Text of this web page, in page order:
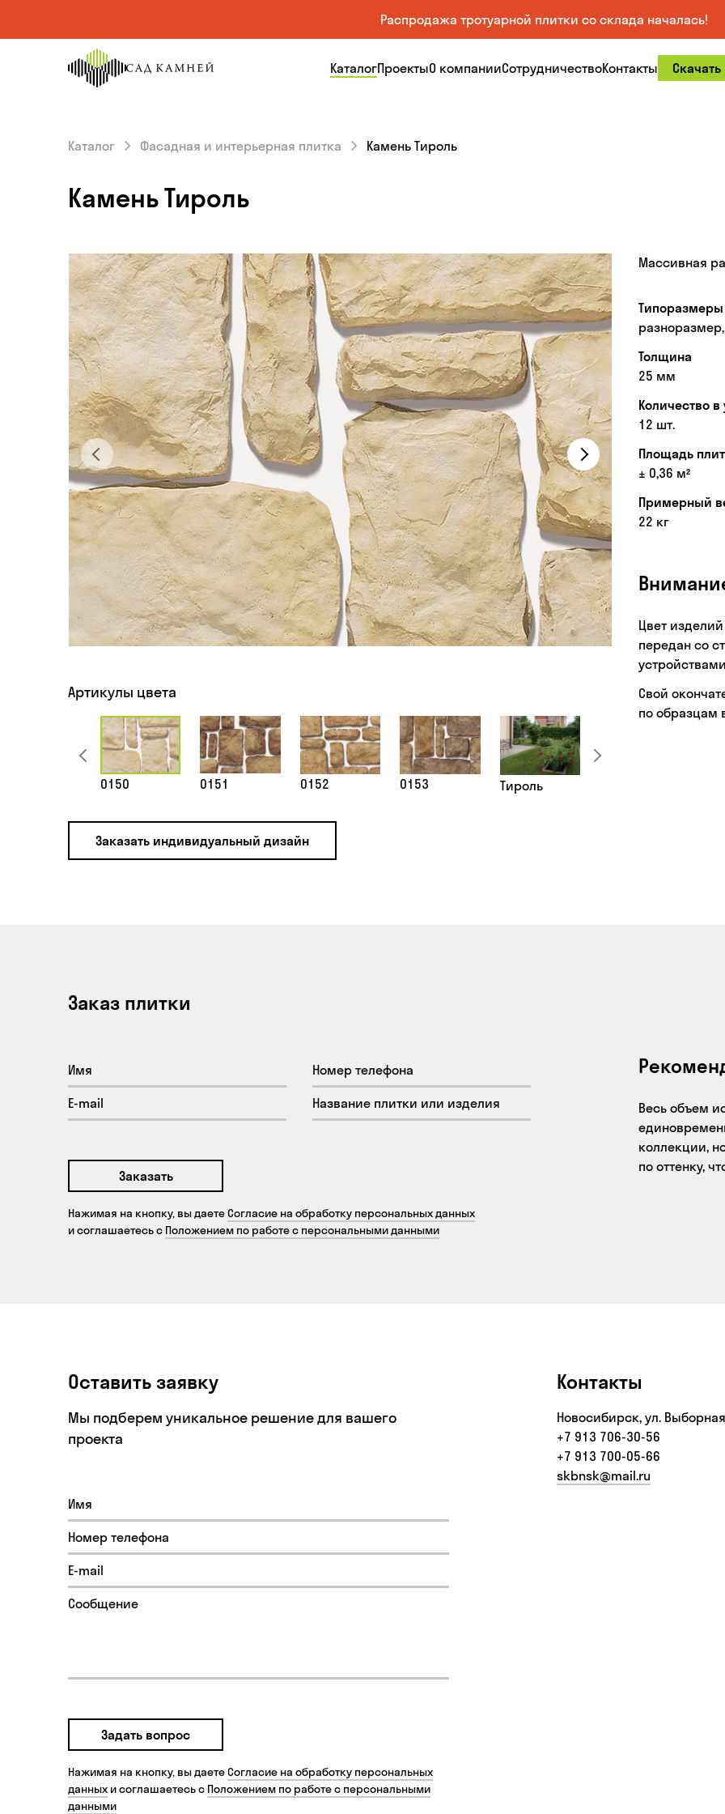
Распродажа тротуарной плитки со склада началась!
На главную
страницу
КаталогПроектыО компанииСотрудничествоКонтакты
Каталог Фасадная и интерьерная плитка Камень Тироль
Камень Тироль
Артикулы цвета
0150 0151 0152 0153 Тироль
Заказать индивидуальный дизайн
Массивная
Толщина
25 мм
Количество в
12 шт.
Площадь
± 0,36 м²
Примерный
22 кг
Цвет
передан со
Свой
по образцам
Заказ плитки
Заказать
Нажимая на кнопку, вы даетеСогласие на обработку персональных данных
и соглашаетесь с Положением по работе с персональными данными
Весь объем
коллекции,
по оттенку,
Оставить заявку
Мы подберем уникальное решение для вашего
проекта
Задать вопрос
Нажимая на кнопку, вы даетеСогласие на обработку персональных
данных и соглашаетесь с Положением по работе с персональными
данными
Контакты
Новосибирск, ул.
+7 913 706-30-56‬
+7 913 700-05-66
skbnsk@mail.ru